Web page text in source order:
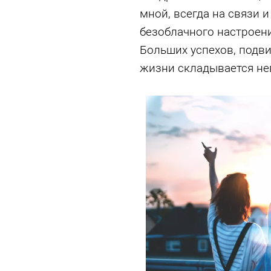
мной, всегда на
безоблачного
Больших успехов,
жизни складывается